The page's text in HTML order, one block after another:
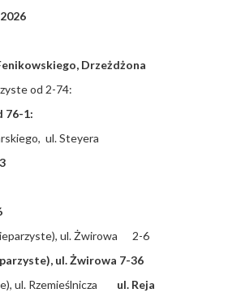
Drzeżdżona
od 2-74:
76-1:
ul. Steyera
ul. Żwirowa 2-6
ul. Żwirowa 7-36
ul. Rzemieślnicza ul. Reja